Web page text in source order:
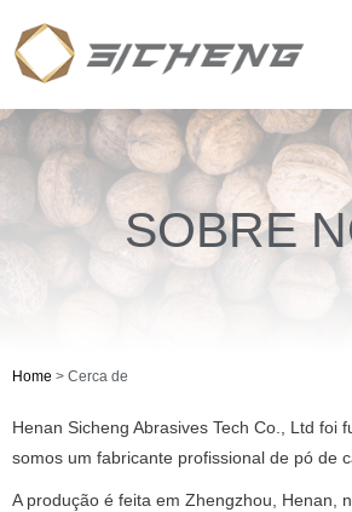
SOBRE
Home > Cerca de
Henan Sicheng Abrasives Tech Co., Ltd foi
somos um fabricante profissional de pó de
A produção é feita em Zhengzhou, Henan,